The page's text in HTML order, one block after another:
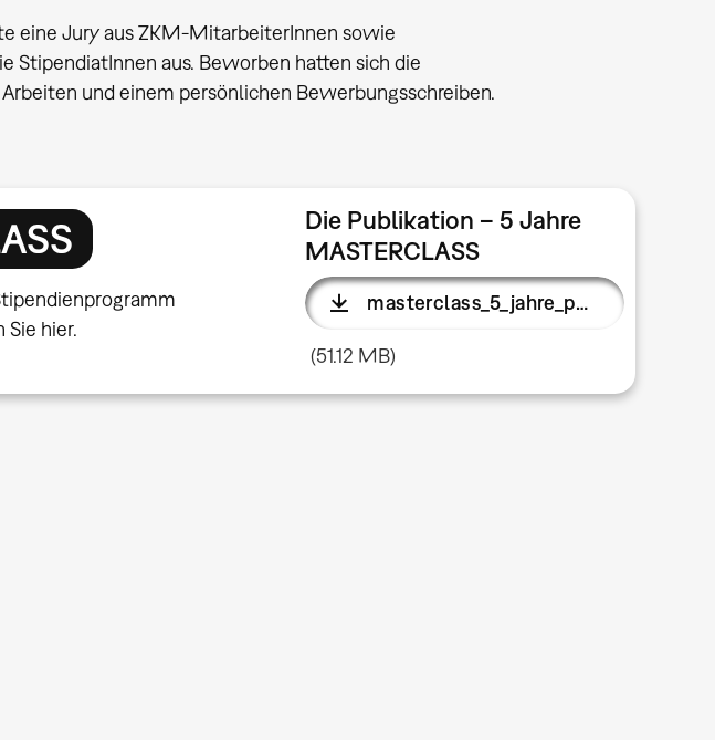
eine Jury aus ZKM-MitarbeiterInnen sowie
StipendiatInnen aus. Beworben hatten sich die
und einem persönlichen Bewerbungsschreiben.
hier.
Die Publikation – 5 Jahre
MASTERCLASS
masterclass_5_jahre_publikation_online.pdf
(51.12 MB)